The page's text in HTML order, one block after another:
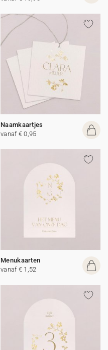
Naamkaartjes
vanaf € 0,95
Menukaarten
vanaf € 1,52